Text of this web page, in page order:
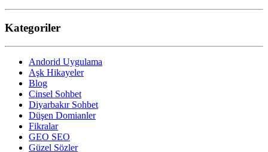
Kategoriler
Andorid Uygulama
Aşk Hikayeler
Blog
Cinsel Sohbet
Diyarbakır Sohbet
Düşen Domianler
Fikralar
GEO SEO
Güzel Sözler